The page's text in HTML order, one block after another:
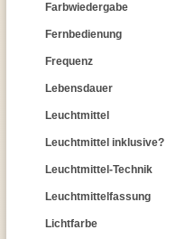
Farbwiedergabe
Fernbedienung
Frequenz
Lebensdauer
Leuchtmittel
Leuchtmittel inklusive?
Leuchtmittel-Technik
Leuchtmittelfassung
Lichtfarbe